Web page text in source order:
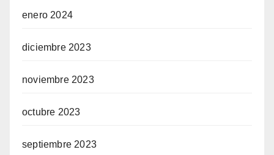
enero 2024
diciembre 2023
noviembre 2023
octubre 2023
septiembre 2023